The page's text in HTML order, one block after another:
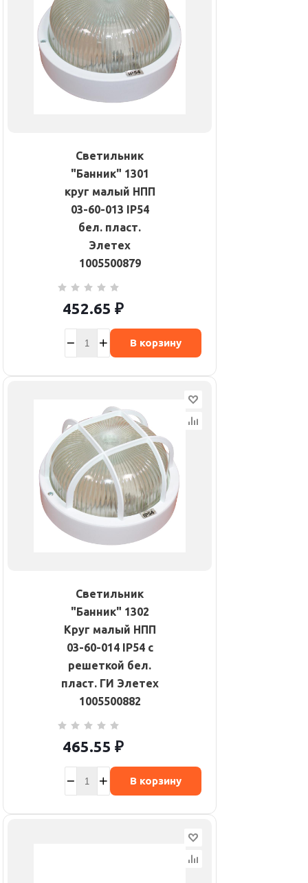
Светильник
"Банник" 1301
круг малый НПП
03-60-013 IP54
бел. пласт.
Элетех
1005500879
452.65 ₽
В корзину
Светильник
"Банник" 1302
Круг малый НПП
03-60-014 IP54 с
решеткой бел.
пласт. ГИ Элетех
1005500882
465.55 ₽
В корзину